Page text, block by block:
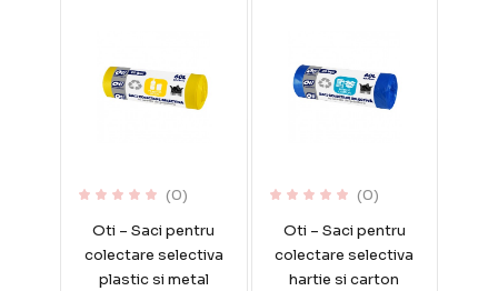
(0)
Oti – Saci pentru
colectare selectiva
plastic si metal
(0)
Oti – Saci pentru
colectare selectiva
hartie si carton